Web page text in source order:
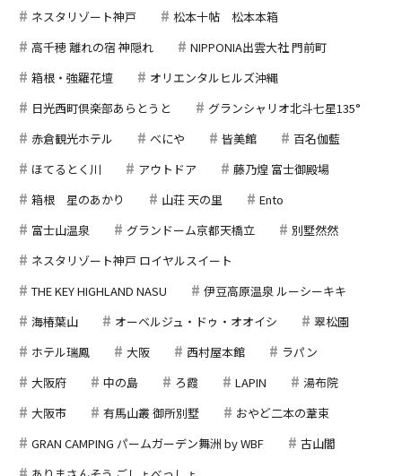
ネスタリゾート神戸
松本十帖 松本本箱
高千穂 離れの宿 神隠れ
NIPPONIA出雲大社 門前町
箱根・強羅花壇
オリエンタルヒルズ沖縄
日光西町倶楽部あらとうと
グランシャリオ北斗七星135°
赤倉観光ホテル
べにや 皆美館
百名伽藍
ほてるとく川
アウトドア
藤乃煌 富士御殿場
箱根 星のあかり
山荘 天の里
Ento
富士山温泉
グランドーム京都天橋立
別墅然然
ネスタリゾート神戸 ロイヤルスイート
THE KEY HIGHLAND NASU
伊豆高原温泉 ルーシーキキ
海椿葉山
オーベルジュ・ドゥ・オオイシ
翠松園
ホテル瑞鳳
大阪 西村屋本館
ラパン
大阪府
中の島 ろ霞 LAPIN
湯布院
大阪市
有馬山叢 御所別墅
おやど二本の葦束
GRAN CAMPING パームガーデン舞洲 by WBF
古山閣